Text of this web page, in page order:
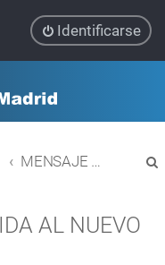
Identificarse
MENSAJE DE BIENVENIDA AL NUEVO FORO
AL NUEVO